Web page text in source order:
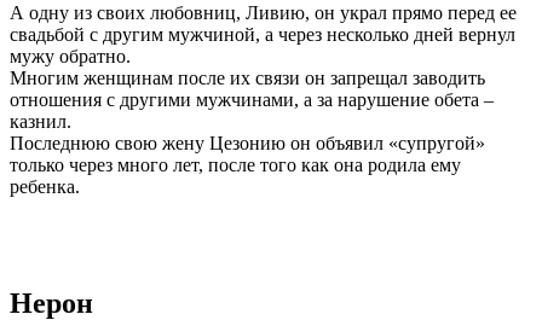
А одну из своих любовниц, Ливию, он украл прямо перед ее
свадьбой с другим мужчиной, а через несколько дней вернул
мужу обратно.
Многим женщинам после их связи он запрещал заводить
отношения с другими мужчинами, а за нарушение обета –
казнил.
Последнюю свою жену Цезонию он объявил «супругой»
только через много лет, после того как она родила ему
ребенка.
Нерон